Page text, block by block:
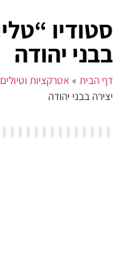
“טלירון”
אטרקציות וטיולים»סדנאות